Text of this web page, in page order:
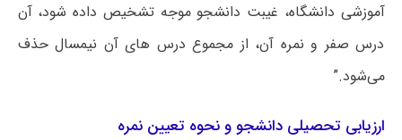
آموزشی دانشگاه، غیبت دانشجو موجه تشخیص داده شود، آن
درس صفر و نمره آن، از مجموع درس های آن نیمسال حذف
می‌شود.”
ارزیابی تحصیلی دانشجو و نحوه تعیین نمره